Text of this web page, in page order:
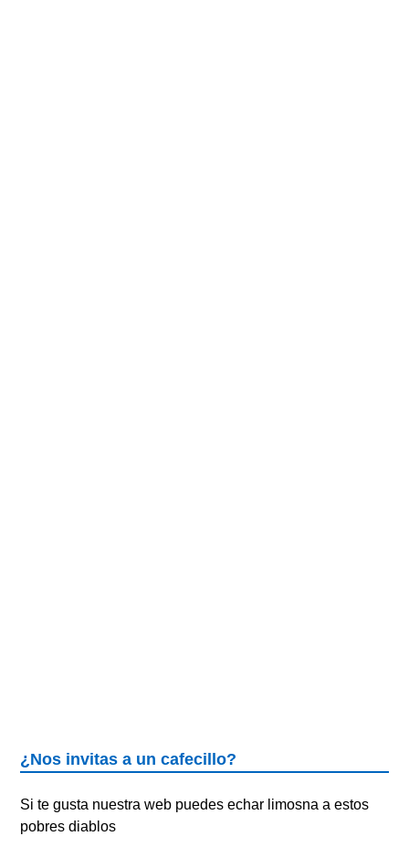
¿Nos invitas a un cafecillo?
Si te gusta nuestra web puedes echar limosna a estos
pobres diablos